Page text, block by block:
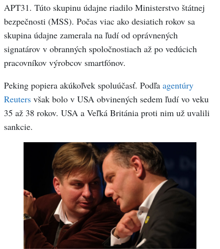
APT31. Túto skupinu údajne riadilo Ministerstvo štátnej
bezpečnosti (MSS). Počas viac ako desiatich rokov sa
skupina údajne zamerala na ľudí od oprávnených
signatárov v obranných spoločnostiach až po vedúcich
pracovníkov výrobcov smartfónov.
Peking popiera akúkoľvek spoluúčasť. Podľa agentúry
Reuters však bolo v USA obvinených sedem ľudí vo veku
35 až 38 rokov. USA a Veľká Británia proti nim už uvalili
sankcie.